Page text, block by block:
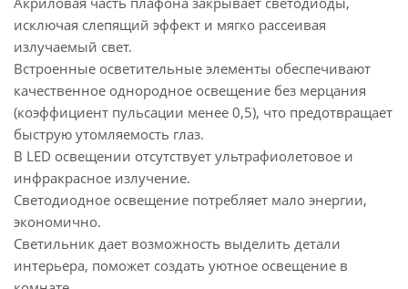
исключая слепящий эффект и мягко рассеивая
излучаемый свет.
Встроенные осветительные элементы обеспечивают
качественное однородное освещение без мерцания
(коэффициент пульсации менее 0,5), что предотвращает
быструю утомляемость глаз.
В LED освещении отсутствует ультрафиолетовое и
инфракрасное излучение.
Светодиодное освещение потребляет мало энергии,
экономично.
Светильник дает возможность выделить детали
интерьера, поможет создать уютное освещение в